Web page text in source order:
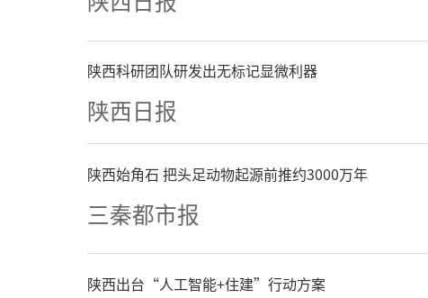
陕西科研团队研发出无标记显微利器
陕西日报
陕西始角石 把头足动物起源前推约3000万年
三秦都市报
陕西出台“人工智能+住建”行动方案